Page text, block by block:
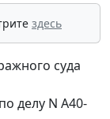
здесь
суда
делу N А40-